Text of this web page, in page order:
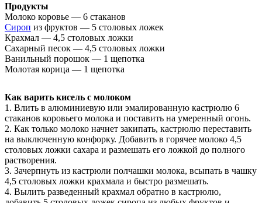
Продукты
Молоко коровье — 6 стаканов
Сироп из фруктов — 5 столовых ложек
Крахмал — 4,5 столовых ложки
Сахарный песок — 4,5 столовых ложки
Ванильный порошок — 1 щепотка
Молотая корица — 1 щепотка
Как варить кисель с молоком
1. Влить в алюминиевую или эмалированную кастрюлю 6
стаканов коровьего молока и поставить на умеренный огонь.
2. Как только молоко начнет закипать, кастрюлю переставить
на выключенную конфорку. Добавить в горячее молоко 4,5
столовых ложки сахара и размешать его ложкой до полного
растворения.
3. Зачерпнуть из кастрюли полчашки молока, всыпать в чашку
4,5 столовых ложки крахмала и быстро размешать.
4. Вылить разведенный крахмал обратно в кастрюлю,